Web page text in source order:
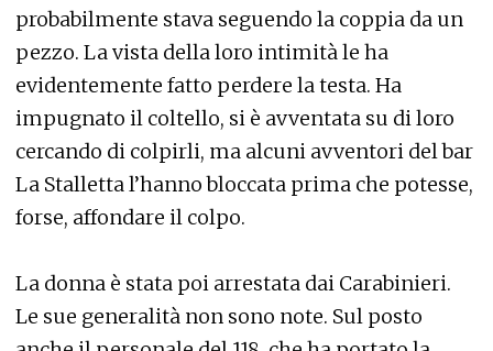
probabilmente stava seguendo la coppia da un
pezzo. La vista della loro intimità le ha
evidentemente fatto perdere la testa. Ha
impugnato il coltello, si è avventata su di loro
cercando di colpirli, ma alcuni avventori del bar
La Stalletta l’hanno bloccata prima che potesse,
forse, affondare il colpo.
La donna è stata poi arrestata dai Carabinieri.
Le sue generalità non sono note. Sul posto